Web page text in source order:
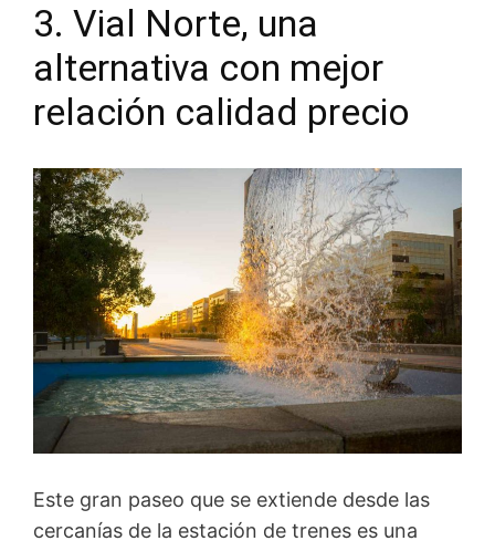
3. Vial Norte, una
alternativa con mejor
relación calidad precio
Este gran paseo que se extiende desde las
cercanías de la estación de trenes es una